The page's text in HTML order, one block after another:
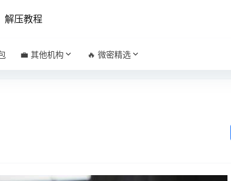
解压教程
💼 其他机构 🔥 微密精选